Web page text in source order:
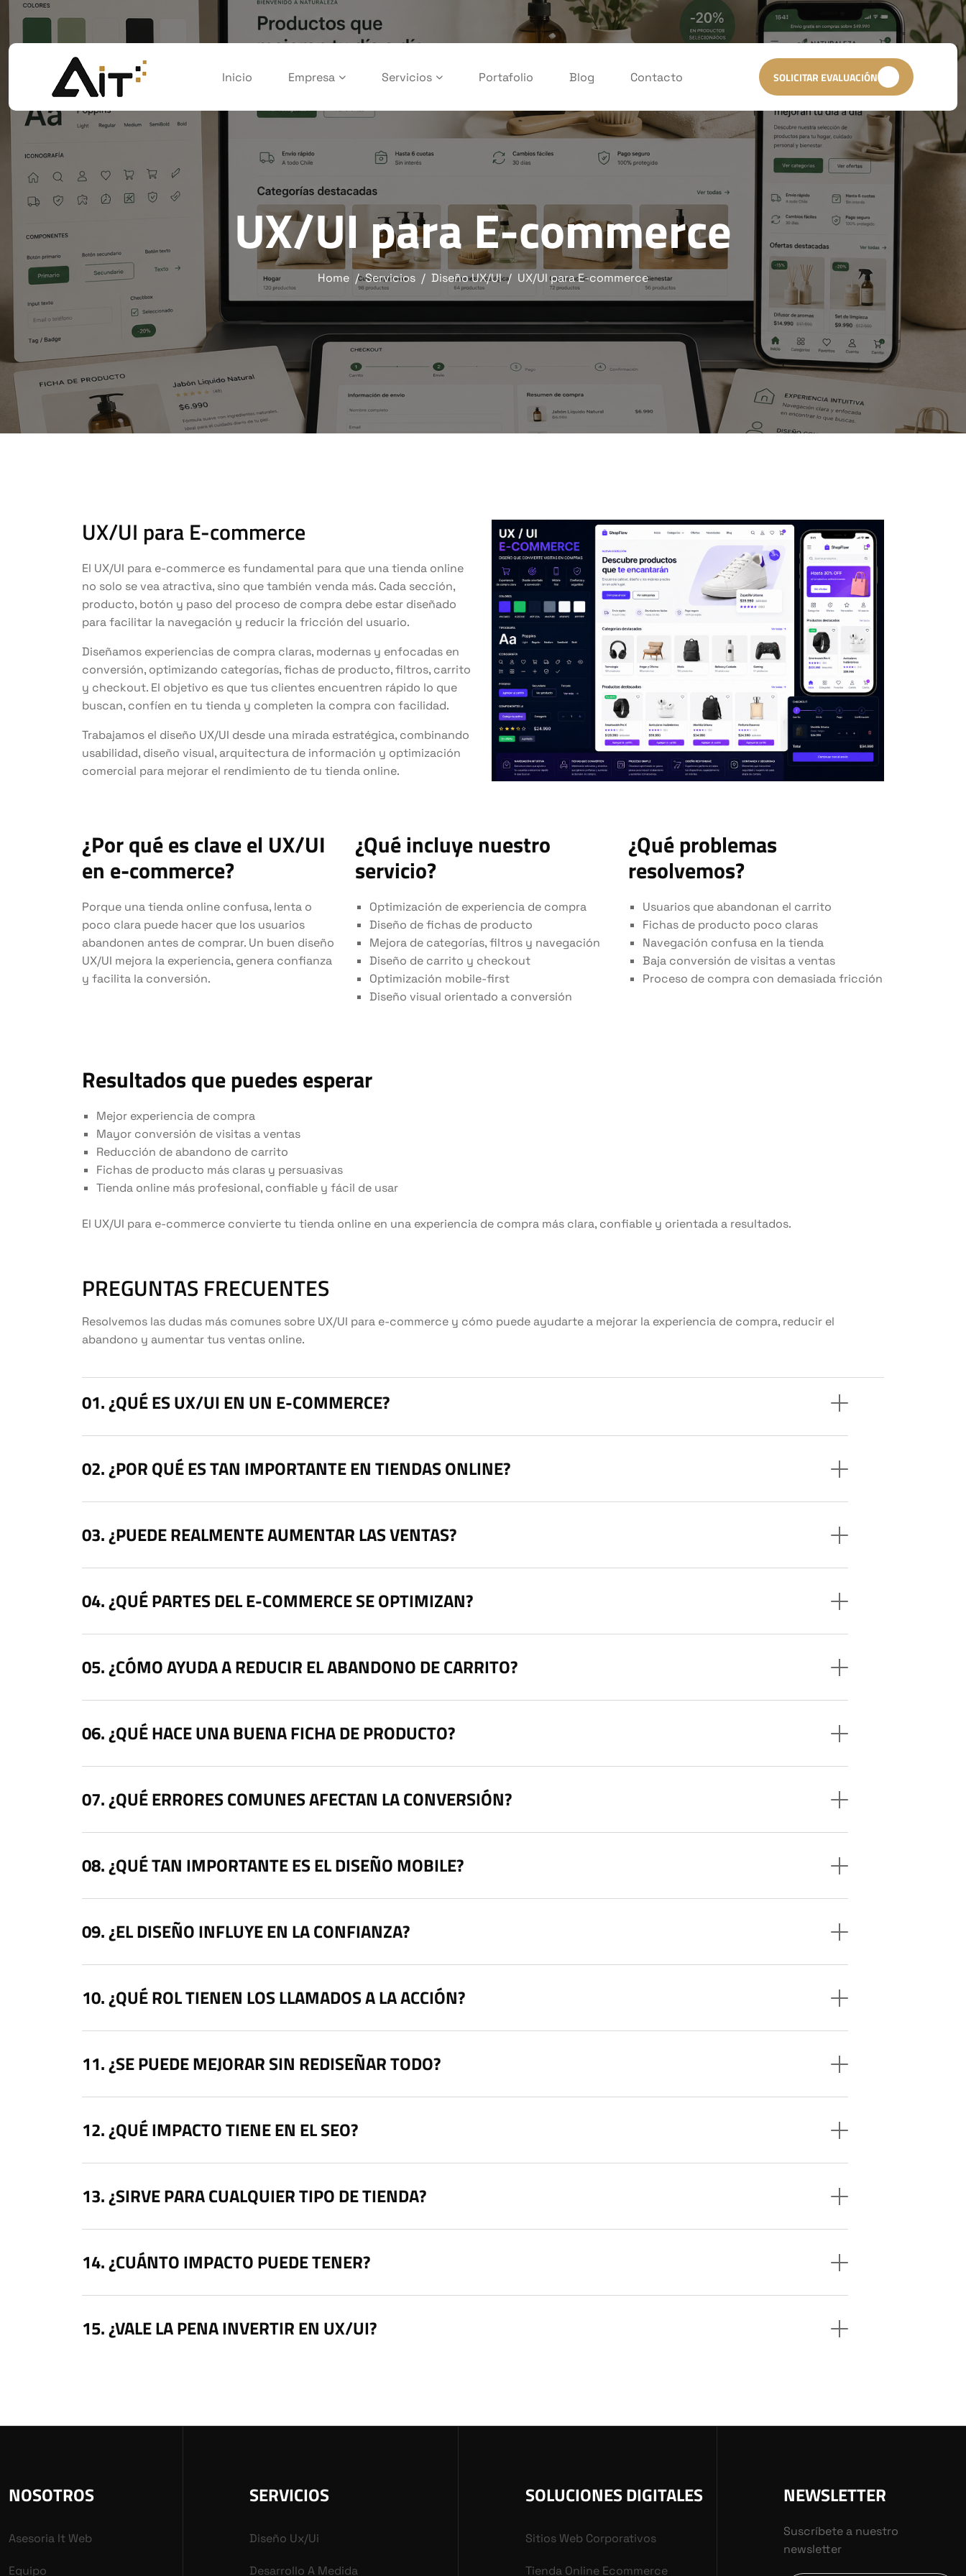
Inicio Empresa Servicios Portafolio Blog Contacto SOLICITAR EVALUACIÓN
UX/UI para E-commerce
Home Servicios Diseño UX/UI UX/UI para E-commerce
UX/UI para E-commerce
El UX/UI para e-commerce es fundamental para que una tienda online
no solo se vea atractiva, sino que también venda más. Cada sección,
producto, botón y paso del proceso de compra debe estar diseñado
para facilitar la navegación y reducir la fricción del usuario.
Diseñamos experiencias de compra claras, modernas y enfocadas en
conversión, optimizando categorías, fichas de producto, filtros, carrito
y checkout. El objetivo es que tus clientes encuentren rápido lo que
buscan, confíen en tu tienda y completen la compra con facilidad.
Trabajamos el diseño UX/UI desde una mirada estratégica, combinando
usabilidad, diseño visual, arquitectura de información y optimización
comercial para mejorar el rendimiento de tu tienda online.
¿Por qué es clave el UX/UI
en e-commerce?
Porque una tienda online confusa, lenta o
poco clara puede hacer que los usuarios
abandonen antes de comprar. Un buen diseño
UX/UI mejora la experiencia, genera confianza
y facilita la conversión.
¿Qué incluye nuestro
servicio?
Optimización de experiencia de compra
Diseño de fichas de producto
Mejora de categorías, filtros y navegación
Diseño de carrito y checkout
Optimización mobile-first
Diseño visual orientado a conversión
¿Qué problemas
resolvemos?
Usuarios que abandonan el carrito
Fichas de producto poco claras
Navegación confusa en la tienda
Baja conversión de visitas a ventas
Proceso de compra con demasiada fricción
Resultados que puedes esperar
Mejor experiencia de compra
Mayor conversión de visitas a ventas
Reducción de abandono de carrito
Fichas de producto más claras y persuasivas
Tienda online más profesional, confiable y fácil de usar
El UX/UI para e-commerce convierte tu tienda online en una experiencia de compra más clara, confiable y orientada a resultados.
PREGUNTAS FRECUENTES
Resolvemos las dudas más comunes sobre UX/UI para e-commerce y cómo puede ayudarte a mejorar la experiencia de compra, reducir el
abandono y aumentar tus ventas online.
¿QUÉ ES UX/UI EN UN E-COMMERCE?
¿POR QUÉ ES TAN IMPORTANTE EN TIENDAS ONLINE?
¿PUEDE REALMENTE AUMENTAR LAS VENTAS?
¿QUÉ PARTES DEL E-COMMERCE SE OPTIMIZAN?
¿CÓMO AYUDA A REDUCIR EL ABANDONO DE CARRITO?
¿QUÉ HACE UNA BUENA FICHA DE PRODUCTO?
¿QUÉ ERRORES COMUNES AFECTAN LA CONVERSIÓN?
¿QUÉ TAN IMPORTANTE ES EL DISEÑO MOBILE?
¿EL DISEÑO INFLUYE EN LA CONFIANZA?
¿QUÉ ROL TIENEN LOS LLAMADOS A LA ACCIÓN?
¿SE PUEDE MEJORAR SIN REDISEÑAR TODO?
¿QUÉ IMPACTO TIENE EN EL SEO?
¿SIRVE PARA CUALQUIER TIPO DE TIENDA?
¿CUÁNTO IMPACTO PUEDE TENER?
¿VALE LA PENA INVERTIR EN UX/UI?
NOSOTROS
Asesoria It Web
Equipo
SERVICIOS
Diseño Ux/ui
Desarrollo A Medida
SOLUCIONES DIGITALES
Sitios Web Corporativos
Tienda Online Ecommerce
NEWSLETTER
Suscríbete a nuestro
newsletter